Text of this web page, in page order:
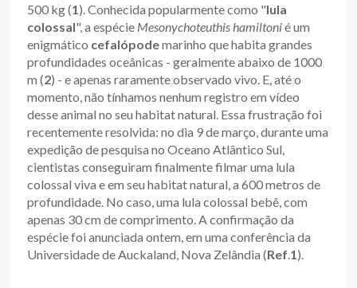
500 kg (1). Conhecida popularmente como "lula
colossal", a espécie Mesonychoteuthis hamiltonié um
enigmático cefalópodemarinho que habita grandes
profundidades oceânicas - geralmente abaixo de 1000
m (2) - e apenas raramente observado vivo. E, até o
momento, não tínhamos nenhum registro em vídeo
desse animal no seu habitat natural. Essa frustração foi
recentemente resolvida: no dia 9 de março, durante uma
expedição de pesquisa no Oceano Atlântico Sul,
cientistas conseguiram finalmente filmar uma lula
colossal viva e em seu habitat natural, a 600 metros de
profundidade. No caso, uma lula colossal bebê, com
apenas 30 cm de comprimento. A confirmação da
espécie foi anunciada ontem, em uma conferência da
Universidade de Auckaland, Nova Zelândia (Ref.1).